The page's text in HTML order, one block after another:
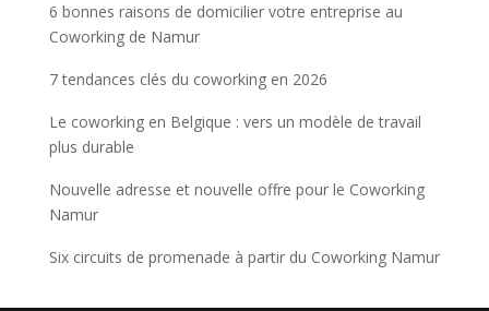
6 bonnes raisons de domicilier votre entreprise au
Coworking de Namur
7 tendances clés du coworking en 2026
Le coworking en Belgique : vers un modèle de travail
plus durable
Nouvelle adresse et nouvelle offre pour le Coworking
Namur
Six circuits de promenade à partir du Coworking Namur